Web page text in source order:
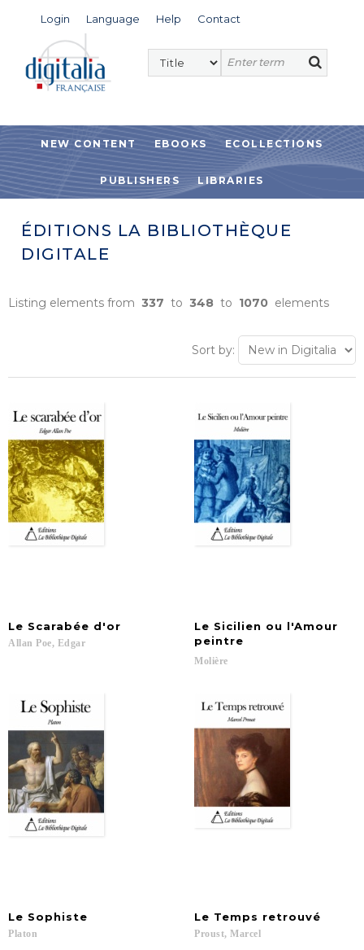
Login Language Help Contact
NEW CONTENT EBOOKS ECOLLECTIONS
PUBLISHERS LIBRARIES
ÉDITIONS LA BIBLIOTHÈQUE
DIGITALE
Listing elements from 337 to 348 to 1070 elements
Sort by:
Le Scarabée d'or
Allan Poe, Edgar
Le Sicilien ou l'Amour
peintre
Molière
Le Sophiste
Platon
Le Temps retrouvé
Proust, Marcel